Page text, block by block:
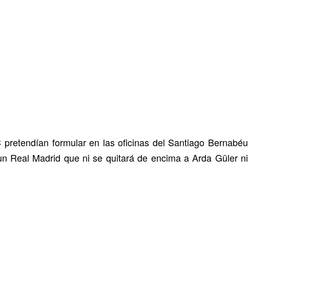
formular en las oficinas del Santiago Bernabéu
Real Madrid que ni se quitará de encima a Arda Güler ni